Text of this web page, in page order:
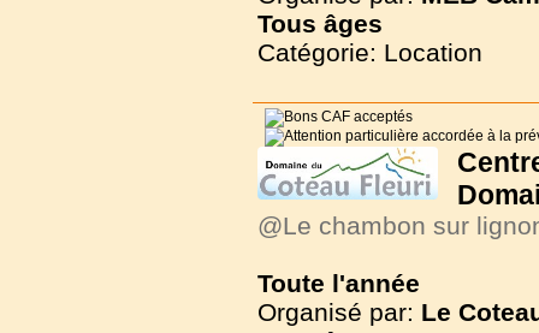
Tous âges
Catégorie: Location
@Le chambon sur
Toute l'année
Organisé par: Le